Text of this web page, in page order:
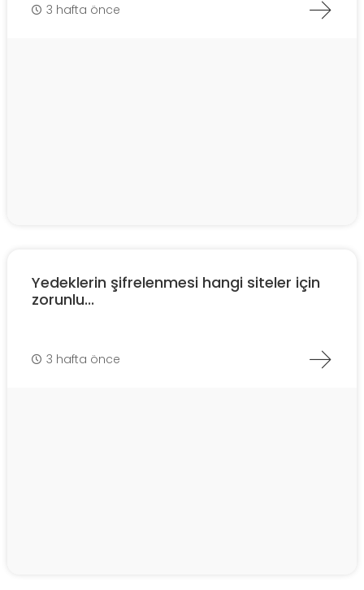
3 hafta önce
Yedeklerin şifrelenmesi hangi siteler için
zorunlu...
3 hafta önce